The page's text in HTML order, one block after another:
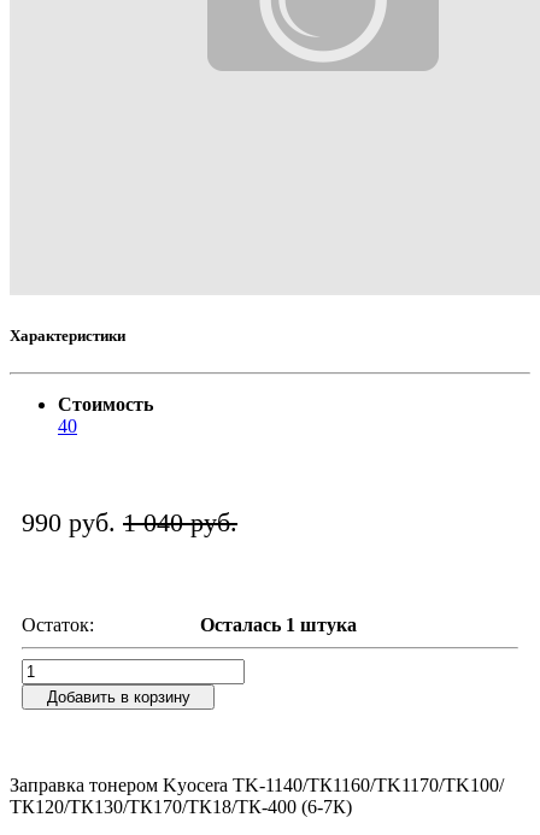
Характеристики
Стоимость
40
990 руб. 1 040 руб.
Остаток: Осталась 1 штука
Добавить в корзину
Заправка тонером Kyocera TK-1140/ТК1160/TK1170/TK100/
ТК120/ТК130/ТК170/ТК18/ТК-400 (6-7К)